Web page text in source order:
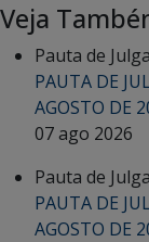
Veja
Pauta de
PAUTA DE
AGOSTO DE
07 ago 2026
Pauta de
PAUTA DE
AGOSTO DE